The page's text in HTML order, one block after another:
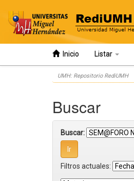
Inicio Listar
UMH: Repositorio RediUMH
Buscar
Buscar:
Filtros actuales: